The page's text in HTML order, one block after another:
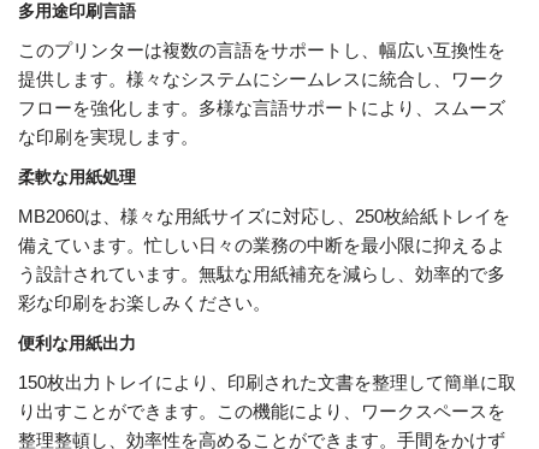
多用途印刷言語
このプリンターは複数の言語をサポートし、幅広い互換性を
提供します。様々なシステムにシームレスに統合し、ワーク
フローを強化します。多様な言語サポートにより、スムーズ
な印刷を実現します。
柔軟な用紙処理
MB2060は、様々な用紙サイズに対応し、250枚給紙トレイを
備えています。忙しい日々の業務の中断を最小限に抑えるよ
う設計されています。無駄な用紙補充を減らし、効率的で多
彩な印刷をお楽しみください。
便利な用紙出力
150枚出力トレイにより、印刷された文書を整理して簡単に取
り出すことができます。この機能により、ワークスペースを
整理整頓し、効率性を高めることができます。手間をかけず